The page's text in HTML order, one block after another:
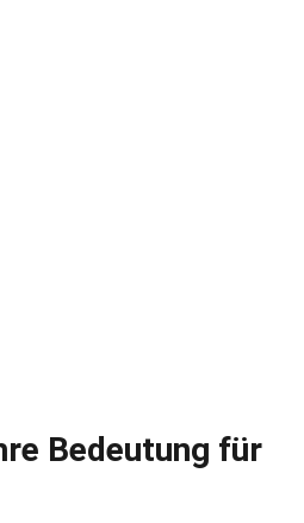
Bedeutung für